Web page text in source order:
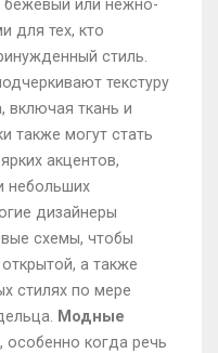
бежевый или нежно-
для тех, кто
стиль.
текстуру
включая ткань и
также могут стать
акцентов,
небольших
дизайнеры
схемы, чтобы
а также
стилях по мере
Модные
особенно когда речь